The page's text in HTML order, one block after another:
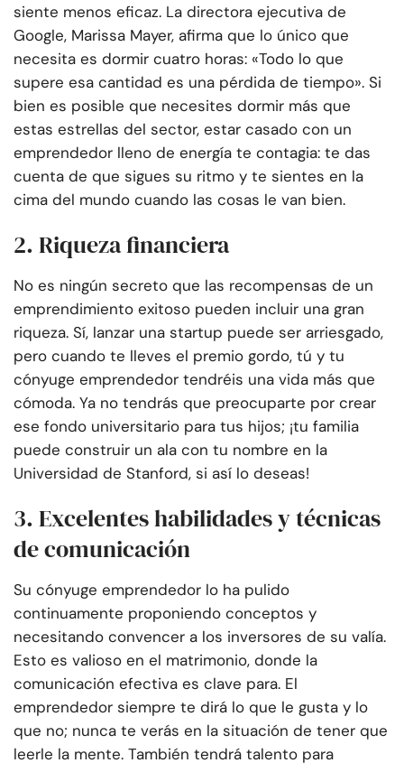
siente menos eficaz. La directora ejecutiva de
Google, Marissa Mayer, afirma que lo único que
necesita es dormir cuatro horas: «Todo lo que
supere esa cantidad es una pérdida de tiempo». Si
bien es posible que necesites dormir más que
estas estrellas del sector, estar casado con un
emprendedor lleno de energía te contagia: te das
cuenta de que sigues su ritmo y te sientes en la
cima del mundo cuando las cosas le van bien.
2. Riqueza financiera
No es ningún secreto que las recompensas de un
emprendimiento exitoso pueden incluir una gran
riqueza. Sí, lanzar una startup puede ser arriesgado,
pero cuando te lleves el premio gordo, tú y tu
cónyuge emprendedor tendréis una vida más que
cómoda. Ya no tendrás que preocuparte por crear
ese fondo universitario para tus hijos; ¡tu familia
puede construir un ala con tu nombre en la
Universidad de Stanford, si así lo deseas!
3. Excelentes habilidades y técnicas
de comunicación
Su cónyuge emprendedor lo ha pulido
continuamente proponiendo conceptos y
necesitando convencer a los inversores de su valía.
Esto es valioso en el matrimonio, donde la
comunicación efectiva es clave para. El
emprendedor siempre te dirá lo que le gusta y lo
que no; nunca te verás en la situación de tener que
leerle la mente. También tendrá talento para